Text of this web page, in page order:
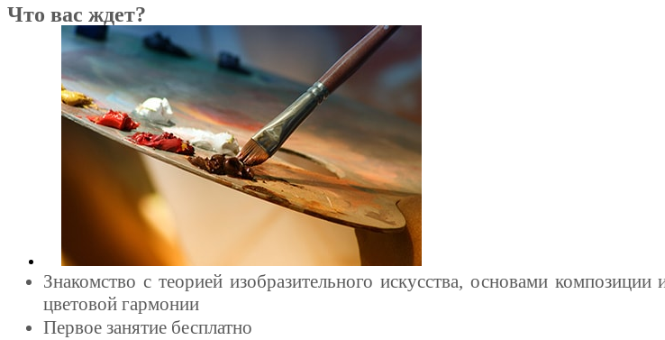
Что вас ждет?
Знакомство с теорией изобразительного искусства, основами
цветовой гармонии
Первое занятие бесплатно